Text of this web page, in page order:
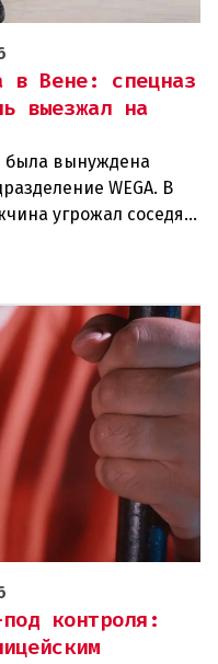
в Вене: спецназ
выезжал на
была вынуждена
WEGA. В
угрожал соседям
контроля: